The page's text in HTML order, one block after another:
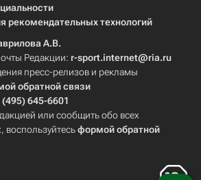
рекомендательных технологий
А.В.
Редакции: r-sport.internet@ria.ru
пресс-релизов и рекламы
обратной связи
(495) 645-6601
или сообщить обо всех
формой обратной